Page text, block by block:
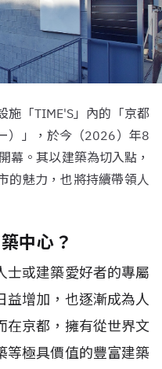
施「TIME'S」內的「京都
）」，於今（2026）年8
幕。其以建築為切入點，
的魅力，也將持續帶領人
中心？
士或建築愛好者的專屬
益增加，也逐漸成為人
在京都，擁有從世界文
等極具價值的豐富建築